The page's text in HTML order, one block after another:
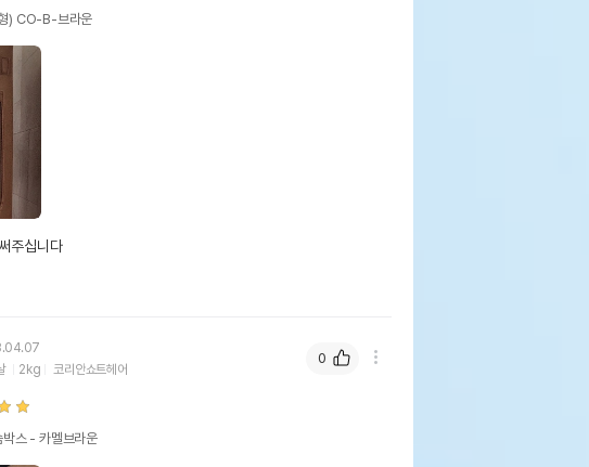
) CO-B-브라운
주십니다
2kg 코리안쇼트헤어
스 - 카멜브라운
0